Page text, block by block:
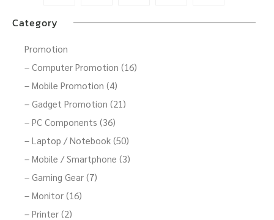
Category
Promotion
– Computer Promotion (16)
– Mobile Promotion (4)
– Gadget Promotion (21)
– PC Components (36)
– Laptop / Notebook (50)
– Mobile / Smartphone (3)
– Gaming Gear (7)
– Monitor (16)
– Printer (2)